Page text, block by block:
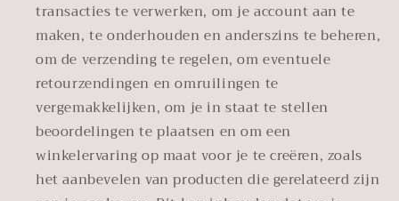
transacties te verwerken, om je account aan te
maken, te onderhouden en anderszins te beheren,
om de verzending te regelen, om eventuele
retourzendingen en omruilingen te
vergemakkelijken, om je in staat te stellen
beoordelingen te plaatsen en om een
winkelervaring op maat voor je te creëren, zoals
het aanbevelen van producten die gerelateerd zijn